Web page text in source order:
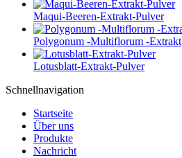
Maqui-Beeren-Extrakt-Pulver
Polygonum -Multiflorum -Extrakt
Lotusblatt-Extrakt-Pulver
Schnellnavigation
Startseite
Über uns
Produkte
Nachricht